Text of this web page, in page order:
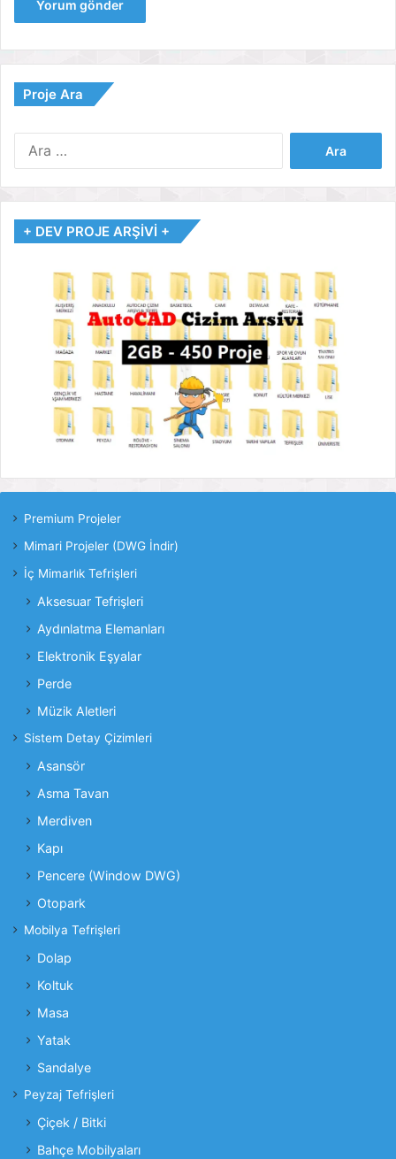
Proje Ara
+ DEV PROJE ARŞİVİ +
Premium Projeler
Mimari Projeler (DWG İndir)
İç Mimarlık Tefrişleri
Aksesuar Tefrişleri
Aydınlatma Elemanları
Elektronik Eşyalar
Perde
Müzik Aletleri
Sistem Detay Çizimleri
Asansör
Asma Tavan
Merdiven
Kapı
Pencere (Window DWG)
Otopark
Mobilya Tefrişleri
Dolap
Koltuk
Masa
Yatak
Sandalye
Peyzaj Tefrişleri
Çiçek / Bitki
Bahçe Mobilyaları